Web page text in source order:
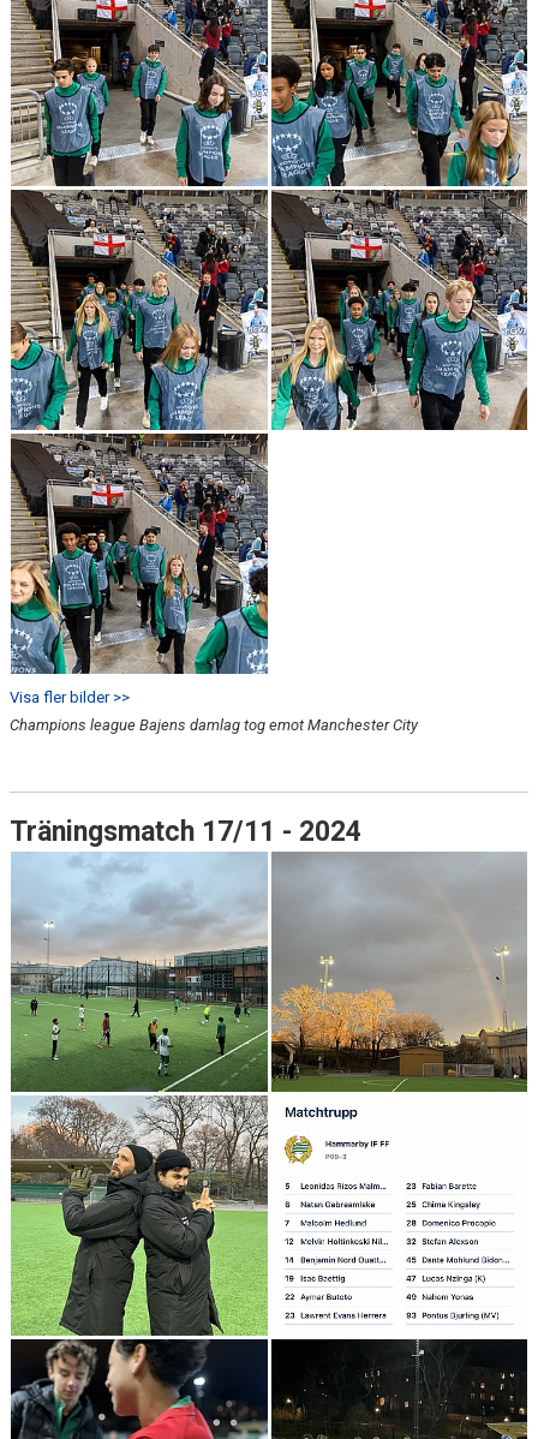
Visa fler bilder >>
Champions league Bajens damlag tog emot Manchester City
Träningsmatch 17/11 - 2024